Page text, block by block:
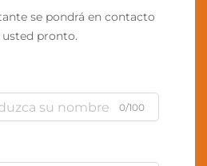
se pondrá en contacto
pronto.
0/100